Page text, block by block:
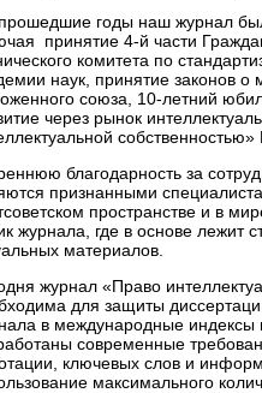
годы наш журнал
принятие 4-й части
комитета по
наук, принятие законов
союза, 10-летний
через рынок
благодарность за
признанными
пространстве и в
журнала, где в основе лежит
материалов.
журнал «Право
для защиты
в международные индексы
современные
ключевых слов и
максимального